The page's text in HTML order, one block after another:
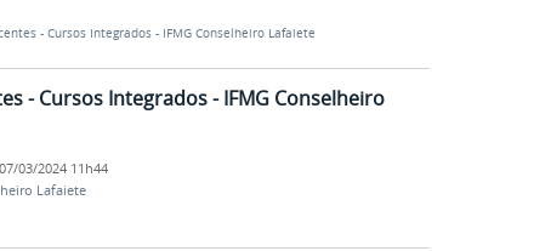
- Cursos Integrados - IFMG Conselheiro Lafaiete
- Cursos Integrados - IFMG Conselheiro
07/03/2024 11h44
Lafaiete